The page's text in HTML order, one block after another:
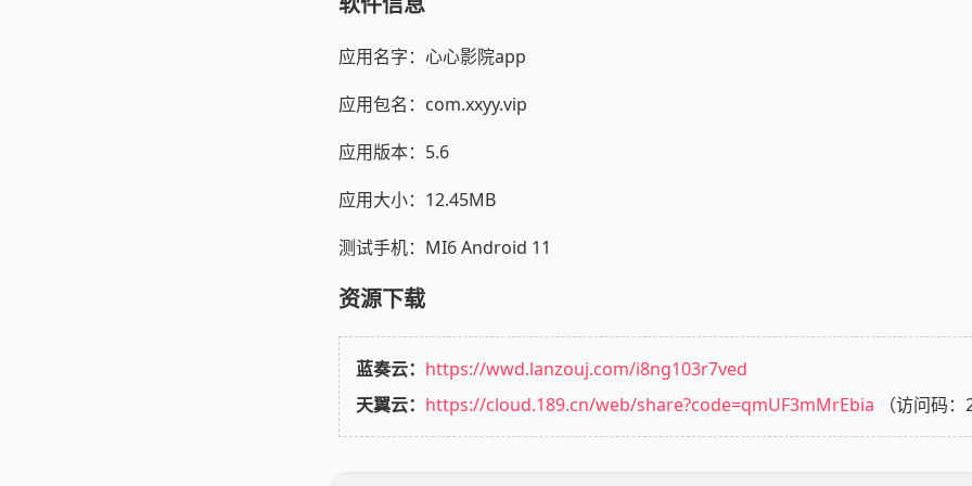
应用名字：心心影院app
应用包名：com.xxyy.vip
应用版本：5.6
应用大小：12.45MB
测试手机：MI6 Android 11
资源下载
蓝奏云： https://wwd.lanzouj.com/i8ng103r7ved
天翼云： https://cloud.189.cn/web/share?code=qmUF3mMrEbia （访问码